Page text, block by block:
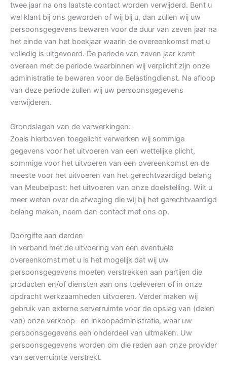
twee jaar na ons laatste contact worden verwijderd. Bent u
wel klant bij ons geworden of wij bij u, dan zullen wij uw
persoonsgegevens bewaren voor de duur van zeven jaar na
het einde van het boekjaar waarin de overeenkomst met u
volledig is uitgevoerd. De periode van zeven jaar komt
overeen met de periode waarbinnen wij verplicht zijn onze
administratie te bewaren voor de Belastingdienst. Na afloop
van deze periode zullen wij uw persoonsgegevens
verwijderen.
Grondslagen van de verwerkingen:
Zoals hierboven toegelicht verwerken wij sommige
gegevens voor het uitvoeren van een wettelijke plicht,
sommige voor het uitvoeren van een overeenkomst en de
meeste voor het uitvoeren van het gerechtvaardigd belang
van Meubelpost: het uitvoeren van onze doelstelling. Wilt u
meer weten over de afweging die wij bij het gerechtvaardigd
belang maken, neem dan contact met ons op.
Doorgifte aan derden
In verband met de uitvoering van een eventuele
overeenkomst met u is het mogelijk dat wij uw
persoonsgegevens moeten verstrekken aan partijen die
producten en/of diensten aan ons toeleveren of in onze
opdracht werkzaamheden uitvoeren. Verder maken wij
gebruik van externe serverruimte voor de opslag van (delen
van) onze verkoop- en inkoopadministratie, waar uw
persoonsgegevens een onderdeel van uitmaken. Uw
persoonsgegevens worden om die reden aan onze provider
van serverruimte verstrekt.